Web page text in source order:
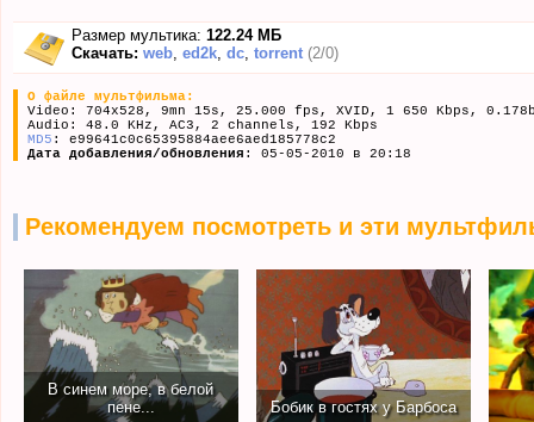
Размер мультика: 122.24 МБ
Скачать: web ed2k dc torrent (2/0)
О файле мультфильма:
Video: 704x528, 9mn 15s, 25.000 fps, XVID, 1 650 Kbps,
Audio: 48.0 KHz, AC3, 2 channels, 192 Kbps
MD5 : e99641c0c65395884aee6aed185778c2
Дата добавления/обновления : 05-05-2010 в 20:18
Рекомендуем посмотреть и эти
В синем море, в белой
пене...
Бобик в гостях у Барбоса